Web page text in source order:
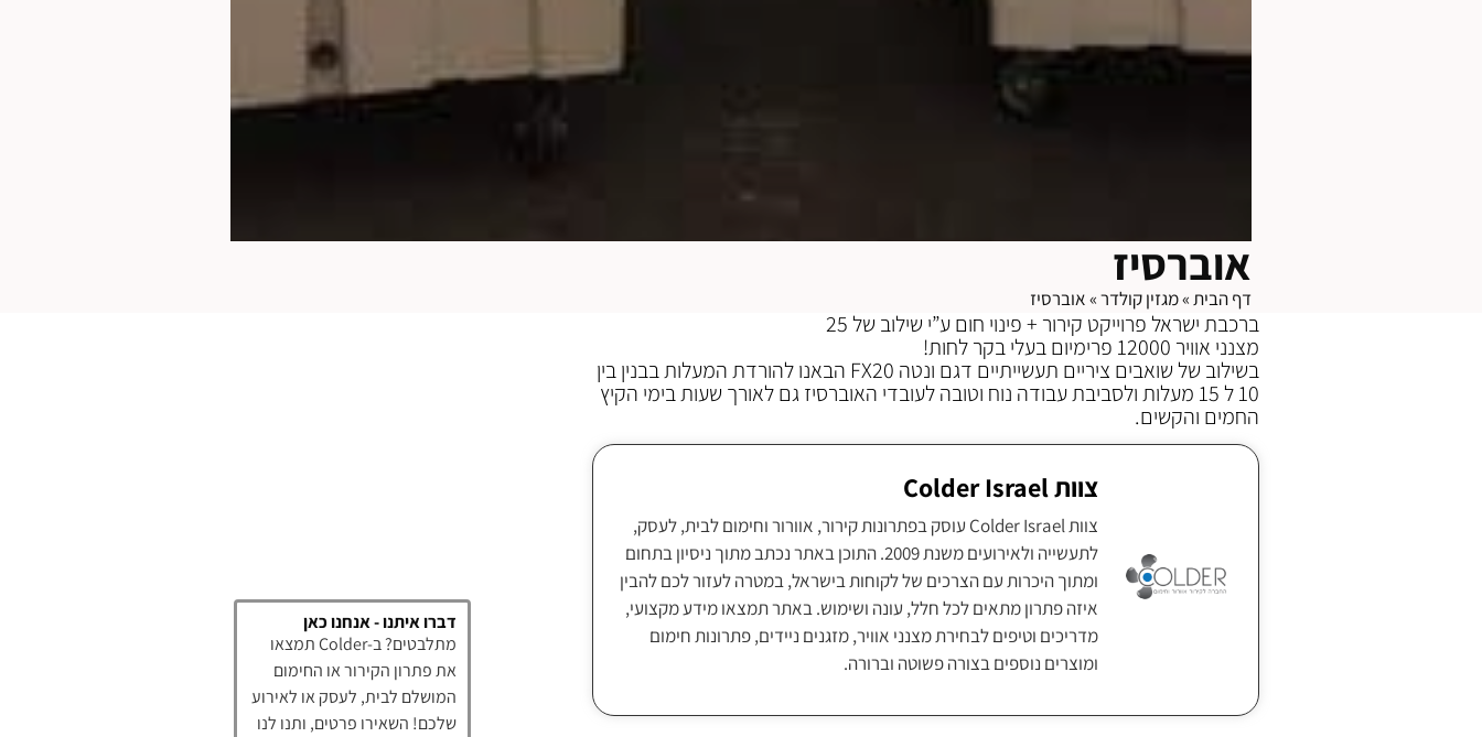
אוברסיז
דף הבית»מגזין קולדר»אוברסיז
ברכבת ישראל פרוייקט קירור + פינוי חום ע”י שילוב של 25
מצנני אוויר 12000 פרימיום בעלי בקר לחות!
בשילוב של שואבים ציריים תעשייתיים דגם ונטה FX20 הבאנו להורדת המעלות בבנין בין
10 ל 15 מעלות ולסביבת עבודה נוח וטובה לעובדי האוברסיז גם לאורך שעות בימי הקיץ
החמים והקשים.
צוות Colder Israel
צוות Colder Israel עוסק בפתרונות קירור, אוורור וחימום לבית, לעסק,
לתעשייה ולאירועים משנת 2009. התוכן באתר נכתב מתוך ניסיון בתחום
ומתוך היכרות עם הצרכים של לקוחות בישראל, במטרה לעזור לכם להבין
איזה פתרון מתאים לכל חלל, עונה ושימוש. באתר תמצאו מידע מקצועי,
מדריכים וטיפים לבחירת מצנני אוויר, מזגנים ניידים, פתרונות חימום
ומוצרים נוספים בצורה פשוטה וברורה.
דברו איתנו - אנחנו כאן
מתלבטים? ב-Colder תמצאו
את פתרון הקירור או החימום
המושלם לבית, לעסק או לאירוע
שלכם! השאירו פרטים, ותנו לנו